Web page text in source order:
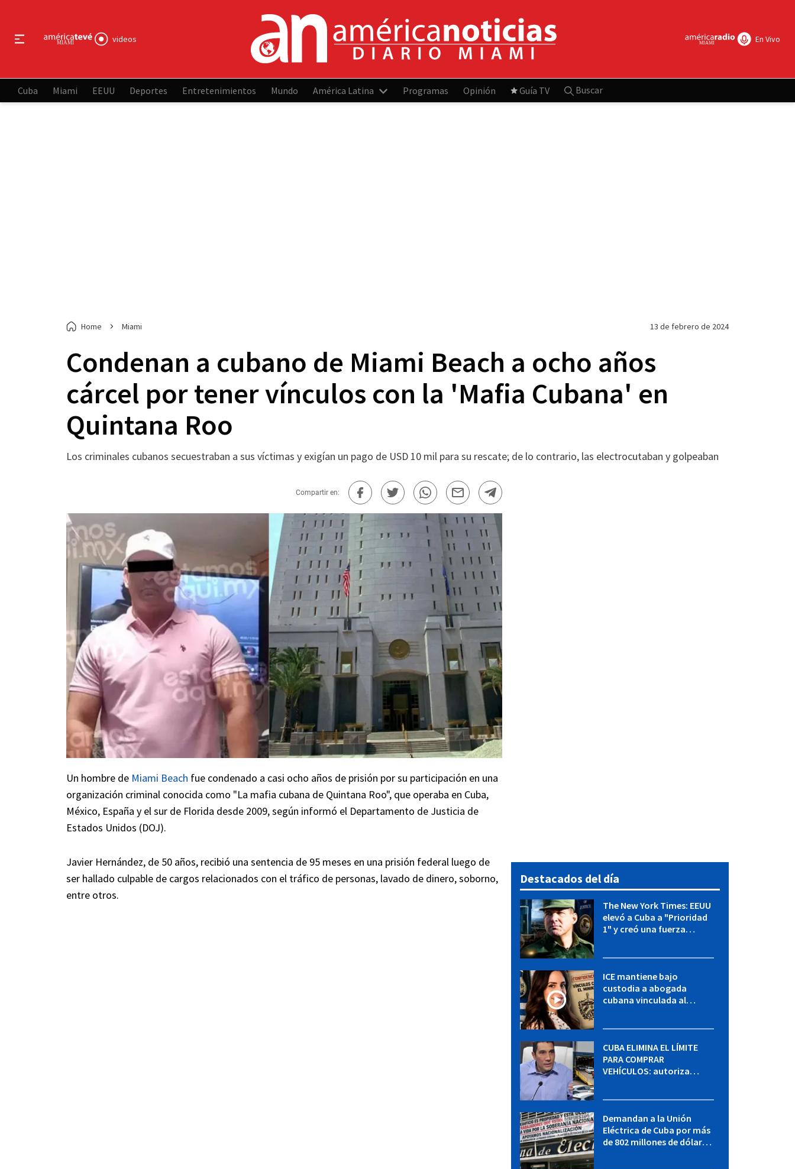
videos En Vivo
Cuba Miami EEUU Deportes Entretenimientos Mundo América Latina Programas Opinión Guía TV Buscar
Home Miami 13 de febrero de 2024
Condenan a cubano de Miami Beach a ocho años
cárcel por tener vínculos con la 'Mafia Cubana' en
Quintana Roo
Los criminales cubanos secuestraban a sus víctimas y exigían un pago de USD 10 mil para su rescate; de lo contrario, las electrocutaban y golpeaban
Compartir en:
Un hombre de Miami Beach fue condenado a casi ocho años de prisión por su participación en una
organización criminal conocida como "La mafia cubana de Quintana Roo", que operaba en Cuba,
México, España y el sur de Florida desde 2009, según informó el Departamento de Justicia de
Estados Unidos (DOJ).
Javier Hernández, de 50 años, recibió una sentencia de 95 meses en una prisión federal luego de
ser hallado culpable de cargos relacionados con el tráfico de personas, lavado de dinero, soborno,
entre otros.
Destacados del día
The New York Times: EEUU
elevó a Cuba a "Prioridad
1" y creó una fuerza
ICE mantiene bajo
custodia a abogada
cubana vinculada al
CUBA ELIMINA EL LÍMITE
PARA COMPRAR
VEHÍCULOS: autoriza
Demandan a la Unión
Eléctrica de Cuba por más
de 802 millones de dólares